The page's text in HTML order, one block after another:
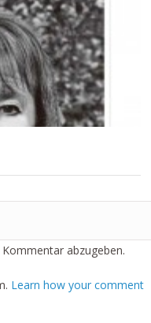
abzugeben.
Learn how your comment